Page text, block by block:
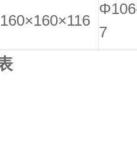
160×160×116
7